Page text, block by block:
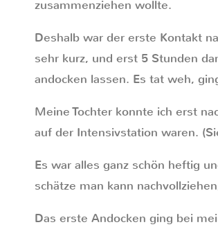
zusammenziehen wollte.
Deshalb war der erste Kontakt
sehr kurz, und erst 5 Stunden
andocken lassen. Es tat weh,
Meine Tochter konnte ich erst
auf der Intensivstation waren.
Es war alles ganz schön heftig
schätze man kann
Das erste Andocken ging bei